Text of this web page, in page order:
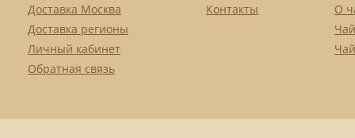
Доставка Москва
Доставка регионы
Личный кабинет
Обратная связь
Контакты
О